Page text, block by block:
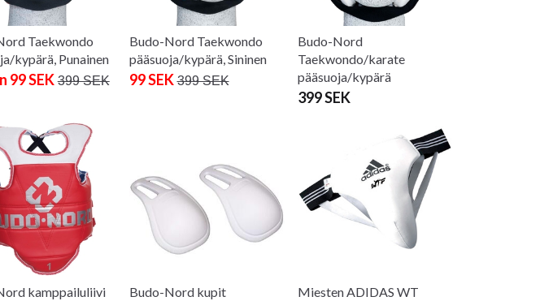
Taekwondo
kypärä, Punainen
99 SEK 399 SEK
Budo-Nord Taekwondo
pääsuoja/kypärä, Sininen
99 SEK 399 SEK
Budo-Nord
Taekwondo/karate
pääsuoja/kypärä
399 SEK
kamppailuliivi
Budo-Nord kupit
Miesten ADIDAS WT